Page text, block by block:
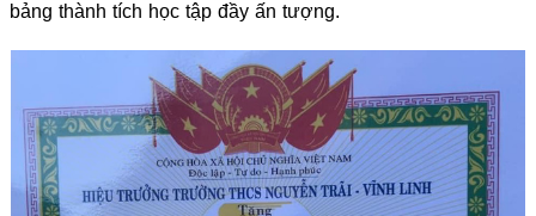
bảng thành tích học tập đầy ấn tượng.